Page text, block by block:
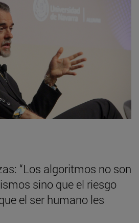
“Los algoritmos no son
sino que el riesgo
el ser humano les